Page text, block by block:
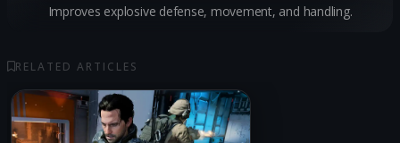
Improves explosive defense, movement, and handling.
RELATED ARTICLES